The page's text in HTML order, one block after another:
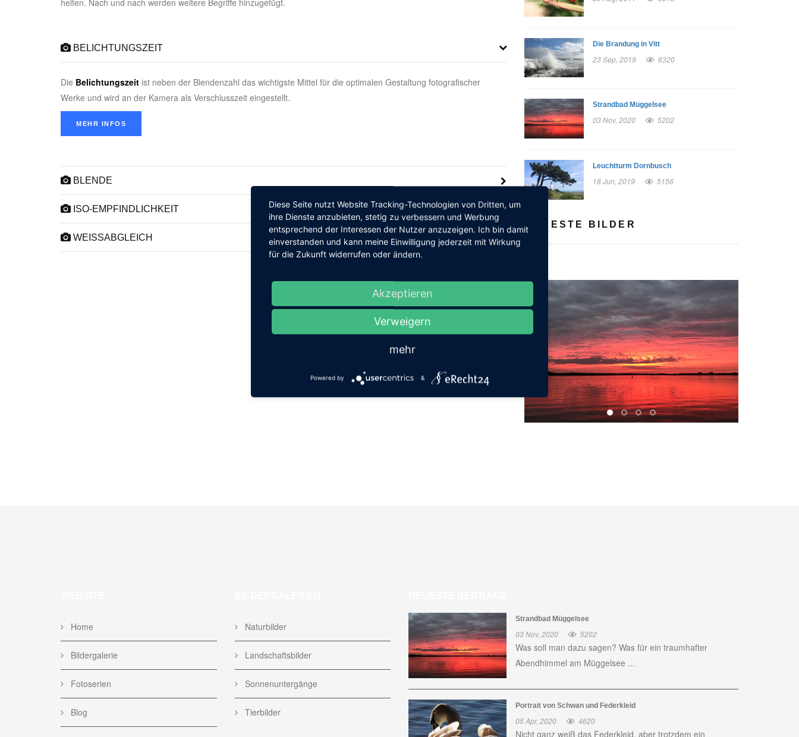
helfen. Nach und nach werden weitere Begriffe hinzugefügt.
BELICHTUNGSZEIT
Die Belichtungszeit ist neben der Blendenzahl das wichtigste Mittel für die optimalen Gestaltung fotografischer
Werke und wird an der Kamera als Verschlusszeit eingestellt.
MEHR INFOS
BLENDE
ISO-EMPFINDLICHKEIT
WEISSABGLEICH
Die Brandung in Vitt
23 Sep, 2019 6320
Strandbad Müggelsee
03 Nov, 2020 5202
Leuchtturm Dornbusch
18 Jun, 2019 5156
NEUESTE BILDER
Home
Bildergalerie
Fotoserien
Blog
Naturbilder
Landschaftsbilder
Sonnenuntergänge
Tierbilder
Strandbad Müggelsee
03 Nov, 2020 5202
Was soll man dazu sagen? Was für ein traumhafter
Abendhimmel am Müggelsee ...
Portrait von Schwan und Federkleid
05 Apr, 2020 4620
Nicht ganz weiß das Federkleid, aber trotzdem ein
Diese Seite nutzt Website Tracking-Technologien von Dritten, um
ihre Dienste anzubieten, stetig zu verbessern und Werbung
entsprechend der Interessen der Nutzer anzuzeigen. Ich bin damit
einverstanden und kann meine Einwilligung jederzeit mit Wirkung
für die Zukunft widerrufen oder ändern.
Akzeptieren
Verweigern
mehr
Powered by &